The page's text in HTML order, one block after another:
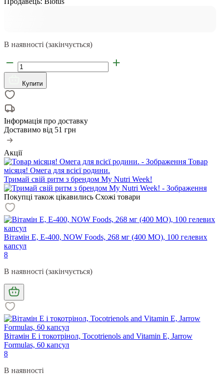
В наявності (закінчується)
Купити
Інформація про доставку
Доставимо від 51 грн
Акції
Товар
місяця! Омега для всієї родини.
Тримай свій ритм з брендом My Nutri Week!
Покупці також цікавились Схожі товари
Вітамін Е, E-400, NOW Foods, 268 мг (400 МО), 100 гелевих
капсул
8
В наявності (закінчується)
Вітамін Е і токотрінол, Tocotrienols and Vitamin E, Jarrow
Formulas, 60 капсул
8
В наявності